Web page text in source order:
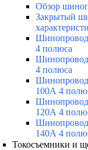
Обзор
Закрытый
4 полюса
4 полюса
Шинопровод
100А 4
Шинопровод
120А 4
Шинопровод
140А 4
Токосъемники и